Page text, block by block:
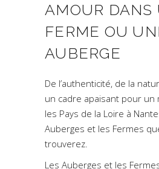
AMOUR DANS
FERME OU
AUBERGE
De l’authenticité, de la
un cadre apaisant pour un
les Pays de la Loire à
Auberges et les Fermes
trouverez.
Les Auberges et les